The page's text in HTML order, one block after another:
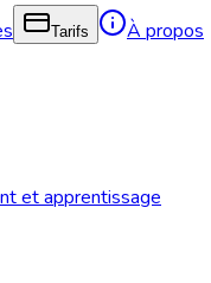
Tarifs À propos
et apprentissage